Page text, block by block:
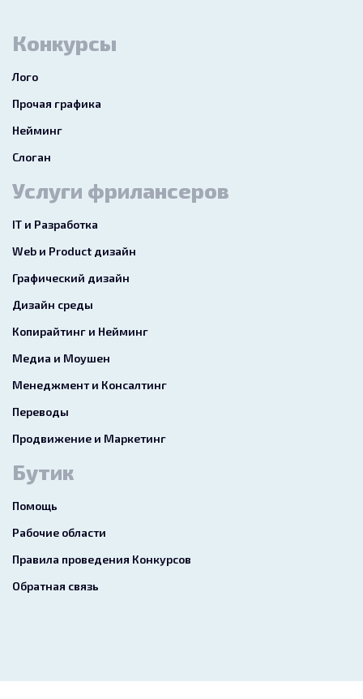
Конкурсы
Лого
Прочая графика
Нейминг
Слоган
Услуги фрилансеров
IT и Разработка
Web и Product дизайн
Графический дизайн
Дизайн среды
Копирайтинг и Нейминг
Медиа и Моушен
Менеджмент и Консалтинг
Переводы
Продвижение и Маркетинг
Бутик
Помощь
Рабочие области
Правила проведения Конкурсов
Обратная связь